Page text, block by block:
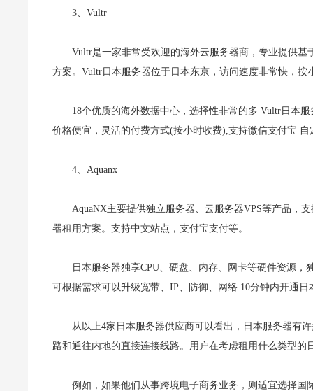
3、Vultr
Vultr是一家非常受欢迎的海外云服务器商，专业提供
方案。Vultr日本服务器位于日本东京，访问速度非常快，按
18个优质的海外数据中心，选择性非常的多 Vultr日本
价格便宜，灵活的付费方式(按小时收费),支持微信支付宝
4、Aquanx
AquaNX主要提供独立服务器、云服务器VPS等产品，
器租用方案。支持中文站点，支付宝支付等。
日本服务器独享CPU、硬盘、内存、网卡等硬件资源
可根据需求可以升级宽带、IP、防御、网络 10分钟内开通日
从以上4家日本服务器供应商可以看出，日本服务器有
路和通往内地的直接连接线路。用户在考虑租用什么类型
例如，如果他们从事跨境电子商务业务，则适宜选择